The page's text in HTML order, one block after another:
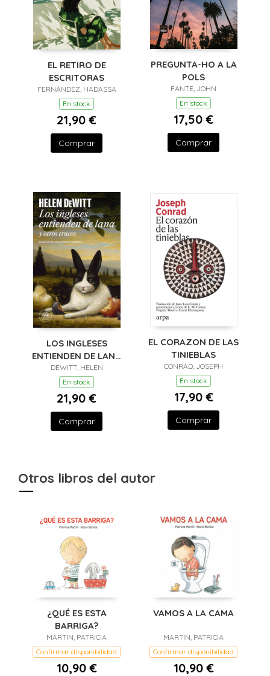
EL RETIRO DE
ESCRITORAS
FERNÁNDEZ, HADASSA
En stock
21,90 €
Comprar
PREGUNTA-HO A LA
POLS
FANTE, JOHN
En stock
17,50 €
Comprar
LOS INGLESES
ENTIENDEN DE LANA
(Y OTROS TRUCOS)
DEWITT, HELEN
En stock
21,90 €
Comprar
EL CORAZON DE LAS
TINIEBLAS
CONRAD, JOSEPH
En stock
17,90 €
Comprar
Otros libros del autor
¿QUÉ ES ESTA
BARRIGA?
MARTIN, PATRICIA
Confirmar disponibilidad
10,90 €
VAMOS A LA CAMA
MARTIN, PATRICIA
Confirmar disponibilidad
10,90 €